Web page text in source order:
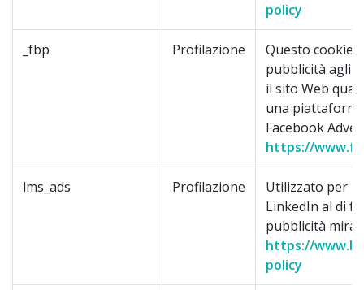
policy
_fbp Profilazione
Questo cookie
pubblicità agli
il sito Web
una
Facebook
https://
lms_ads Profilazione
Utilizzato per
LinkedIn al di
pubblicità
https://
policy